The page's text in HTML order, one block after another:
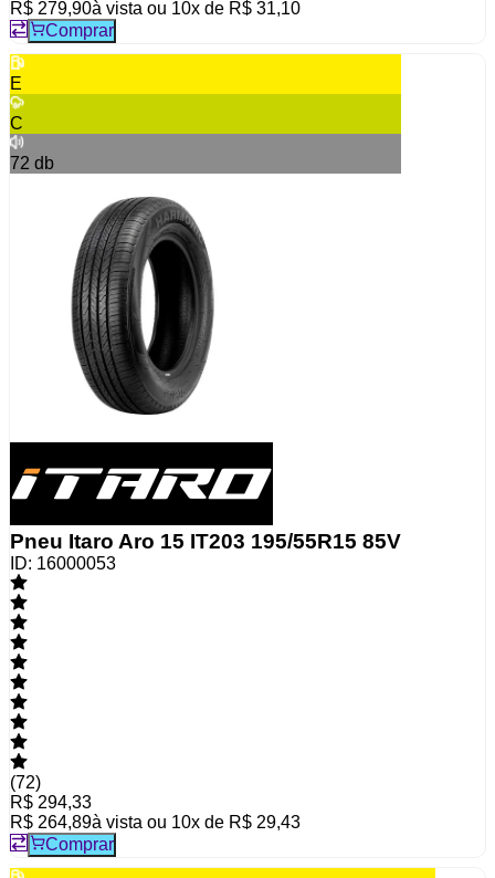
R$ 279,90à vista ou 10x de R$ 31,10
Comprar
E
C
72 db
Pneu Itaro Aro 15 IT203 195/55R15 85V
ID: 16000053
(72)
R$ 294,33
R$ 264,89à vista ou 10x de R$ 29,43
Comprar